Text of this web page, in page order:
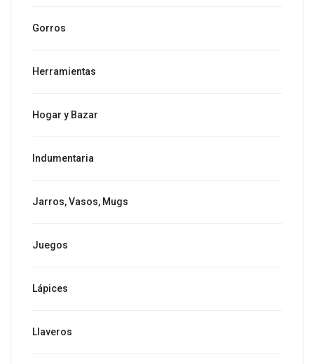
Gorros
Herramientas
Hogar y Bazar
Indumentaria
Jarros, Vasos, Mugs
Juegos
Lápices
Llaveros